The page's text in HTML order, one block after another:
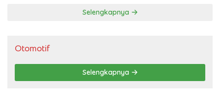
Selengkapnya
Otomotif
Selengkapnya